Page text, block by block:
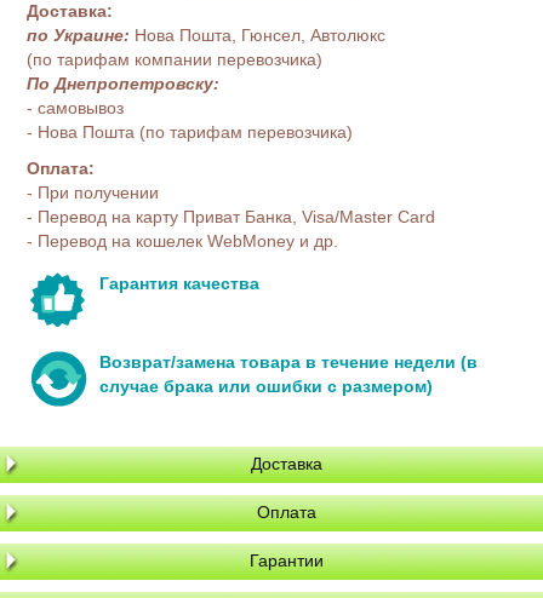
Доставка:
по Украине: Нова Пошта, Гюнсел, Автолюкс
(по тарифам компании перевозчика)
По Днепропетровску:
- самовывоз
- Нова Пошта (по тарифам перевозчика)
Оплата:
- При получении
- Перевод на карту Приват Банка, Visa/Master Card
- Перевод на кошелек WebMoney и др.
Гарантия качества
Возврат/замена товара в течение недели (в
случае брака или ошибки с размером)
Доставка
Оплата
Гарантии